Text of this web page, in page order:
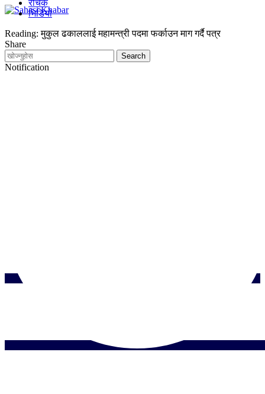
रोचक
भिडियो
Reading: मुकुल ढकाललाई महामन्त्री पदमा फर्काउन माग गर्दै पत्र
Share
Notification